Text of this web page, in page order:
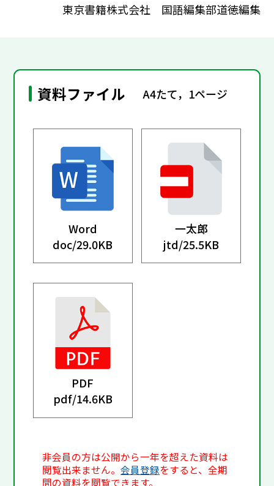
東京書籍株式会社 国語編集部道徳編集
資料ファイル A4たて，1ページ
Word
doc/29.0KB
一太郎
jtd/25.5KB
PDF
pdf/14.6KB
非会員の方は公開から一年を超えた資料は
閲覧出来ません。会員登録をすると、全期
間の資料を閲覧できます。